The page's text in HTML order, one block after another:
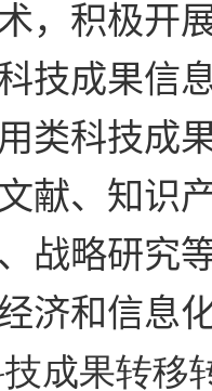
，积极开
技成果信
类科技成
献、知识
战略研究
济和信息
技成果转